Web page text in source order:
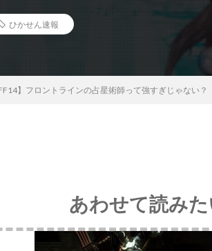
ひかせん速報
FF14】フロントラインの占星術師って強すぎじゃない？
あわせて読み